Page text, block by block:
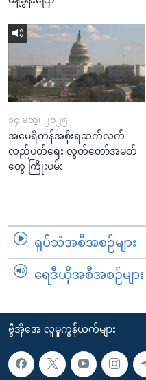
၁၄ မတ္၊ ၂၀၂၅
အမေရိကန်အစိုးရဆက်လက်
လည်ပတ်ရေး လွှတ်တော်အမတ်
တွေ ကြိုးပမ်း
ရုပ်သံအစီအစဉ်များ
ရေဒီယိုအစီအစဉ်များ
ဗွီအိုအေ လူမှုကွန်ယက်များ